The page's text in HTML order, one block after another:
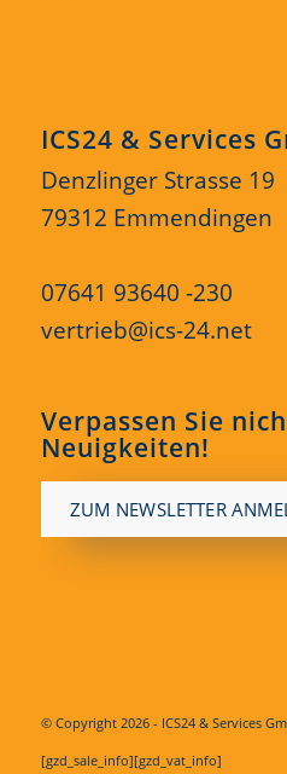
ICS24 & Services
Denzlinger Strasse 19
79312 Emmendingen
07641 93640 -230
vertrieb@ics-24.net
Verpassen Sie
Neuigkeiten!
ZUM NEWSLETTER
© Copyright 2026 - ICS24 & Services
[gzd_sale_info][gzd_vat_info]